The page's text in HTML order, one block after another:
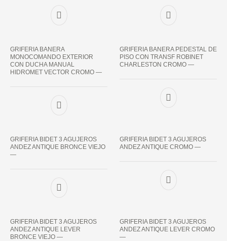
GRIFERIA BANERA
MONOCOMANDO EXTERIOR
CON DUCHA MANUAL
HIDROMET VECTOR CROMO —
GRIFERIA BANERA PEDESTAL DE
PISO CON TRANSF ROBINET
CHARLESTON CROMO —
GRIFERIA BIDET 3 AGUJEROS
ANDEZ ANTIQUE BRONCE VIEJO
—
GRIFERIA BIDET 3 AGUJEROS
ANDEZ ANTIQUE CROMO —
GRIFERIA BIDET 3 AGUJEROS
ANDEZ ANTIQUE LEVER
BRONCE VIEJO —
GRIFERIA BIDET 3 AGUJEROS
ANDEZ ANTIQUE LEVER CROMO
—